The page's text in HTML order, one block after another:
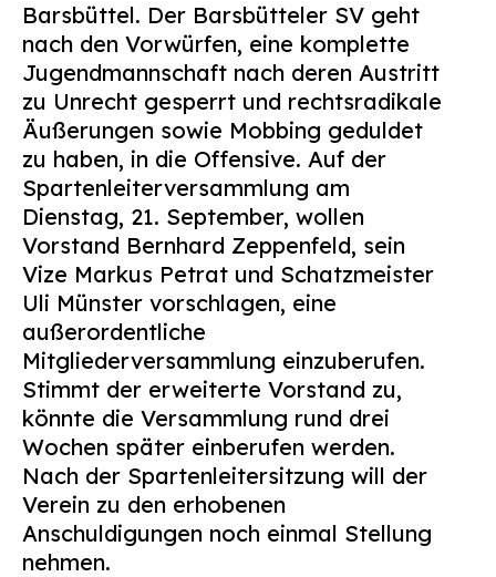
Über Uns
Infos & Broschüren
Archiv
Kontakt
Suchen
nach:
Barsbüttel. Der Barsbütteler SV geht
nach den Vorwürfen, eine komplette
Jugendmannschaft nach deren Austritt
zu Unrecht gesperrt und rechtsradikale
Äußerungen sowie Mobbing geduldet
zu haben, in die Offensive. Auf der
Spartenleiterversammlung am
Dienstag, 21. September, wollen
Vorstand Bernhard Zeppenfeld, sein
Vize Markus Petrat und Schatzmeister
Uli Münster vorschlagen, eine
außerordentliche
Mitgliederversammlung einzuberufen.
Stimmt der erweiterte Vorstand zu,
könnte die Versammlung rund drei
Wochen später einberufen werden.
Nach der Spartenleitersitzung will der
Verein zu den erhobenen
Anschuldigungen noch einmal Stellung
nehmen.